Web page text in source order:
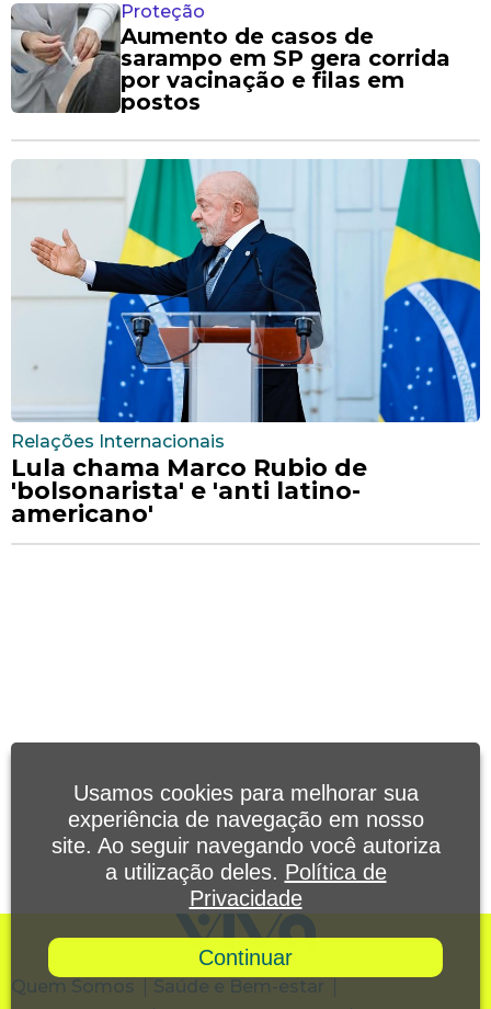
Proteção
Aumento de casos de
sarampo em SP gera corrida
por vacinação e filas em
postos
Relações Internacionais
Lula chama Marco Rubio de
'bolsonarista' e 'anti latino-
americano'
Quem Somos
Saúde e Bem-estar
Usamos cookies para melhorar sua
experiência de navegação em nosso
site. Ao seguir navegando você autoriza
a utilização deles. Política de
Privacidade
Continuar